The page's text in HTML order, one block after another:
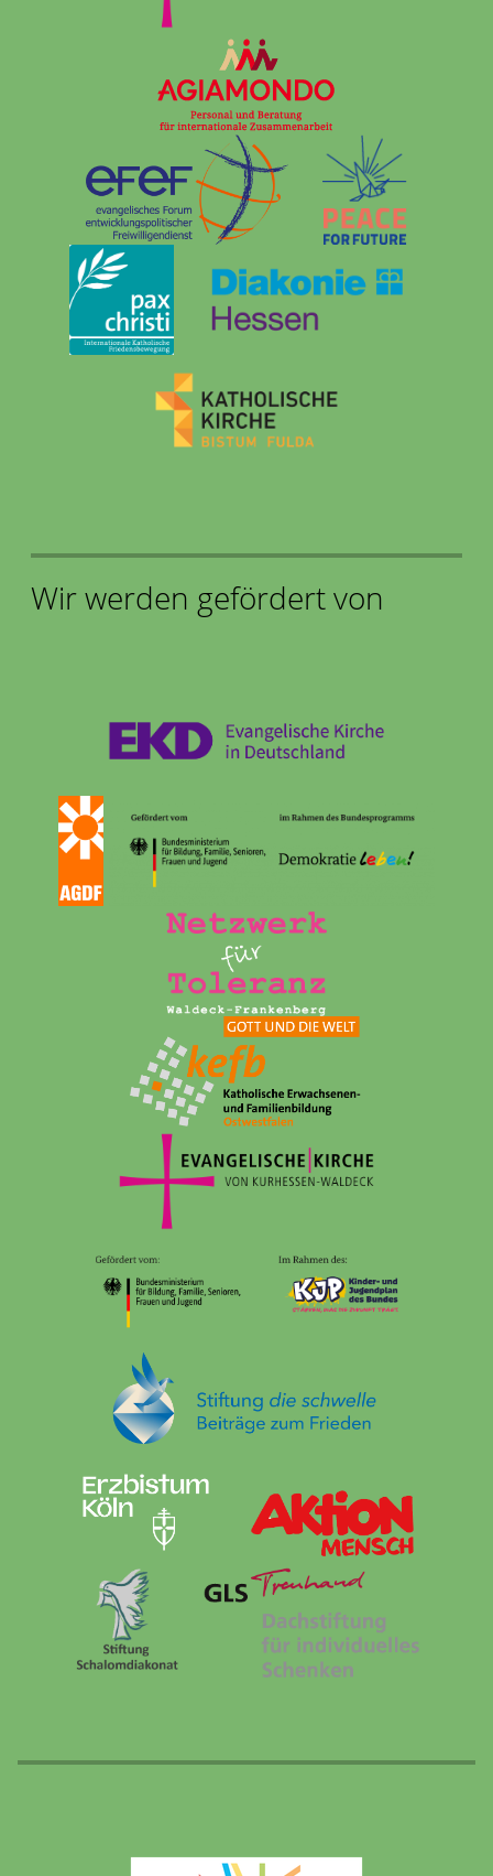
Wir werden gefördert von